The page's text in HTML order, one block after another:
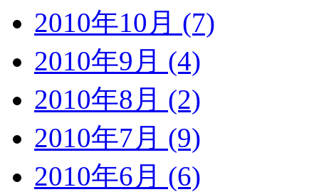
2010年10月 (7)
2010年9月 (4)
2010年8月 (2)
2010年7月 (9)
2010年6月 (6)